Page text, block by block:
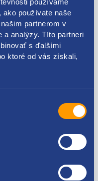
používame
ako používate naše
partnerom v
a analýzy. Títo partneri
s ďalšími
ktoré od vás získali,